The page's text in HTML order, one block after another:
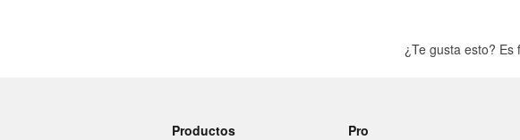
¿Te gusta esto? Es
Productos
Pro